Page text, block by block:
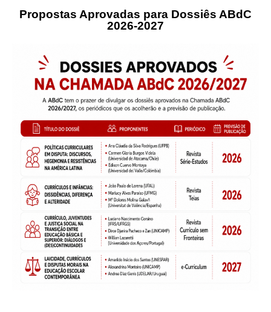
Propostas Aprovadas para Dossiês ABdC
2026-2027